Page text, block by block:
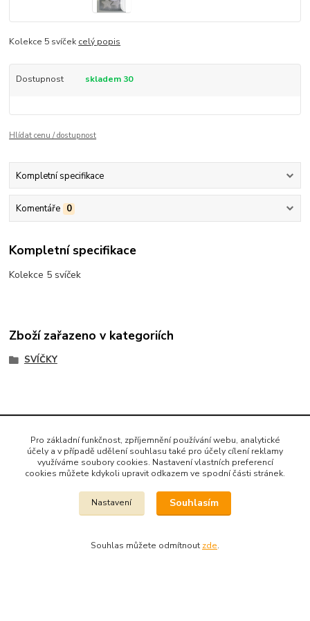
Kolekce 5 svíček celý popis
Dostupnost skladem 30
Hlídat cenu / dostupnost
Kompletní specifikace
Komentáře 0
Kompletní specifikace
Kolekce 5 svíček
Zboží zařazeno v kategoriích
SVÍČKY
Dekora Styl - Jahodová
info@zbozi-darky.cz
Pro základní funkčnost, zpříjemnění používání webu, analytické
účely a v případě udělení souhlasu také pro účely cílení reklamy
využíváme soubory cookies. Nastavení vlastních preferencí
cookies můžete kdykoli upravit odkazem ve spodní části stránek.
Nastavení Souhlasím
Souhlas můžete odmítnout zde.